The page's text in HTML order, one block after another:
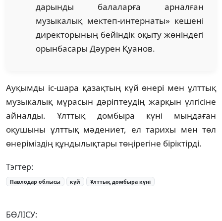
дарынды балаларға арналған
музыкалық мектеп-интернаты» кешені
директорының бейіндік оқыту жөніндегі
орынбасары Дәурен Қуанов.
Ауқымды іс-шара қазақтың күй өнері мен ұлттық
музыкалық мұрасын дәріптеудің жарқын үлгісіне
айналды. Ұлттық домбыра күні мыңдаған
оқушыны ұлттық мәдениет, ел тарихы мен төл
өнеріміздің құндылықтары төңірегіне біріктірді.
Тэгтер:
Павлодар облысы күй Ұлттық домбыра күні
БӨЛІСУ: